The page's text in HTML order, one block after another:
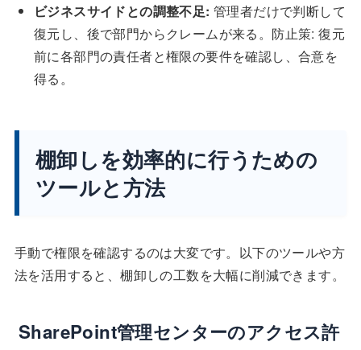
ビジネスサイドとの調整不足: 管理者だけで判断して
復元し、後で部門からクレームが来る。防止策: 復元
前に各部門の責任者と権限の要件を確認し、合意を
得る。
棚卸しを効率的に行うための
ツールと方法
手動で権限を確認するのは大変です。以下のツールや方
法を活用すると、棚卸しの工数を大幅に削減できます。
SharePoint管理センターのアクセス許